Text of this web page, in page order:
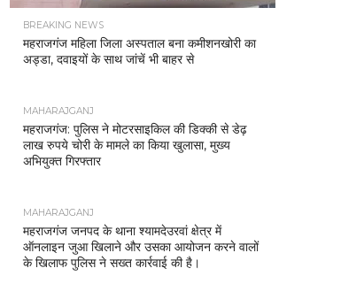
BREAKING NEWS
महराजगंज महिला जिला अस्पताल बना कमीशनखोरी का
अड्डा, दवाइयों के साथ जांचें भी बाहर से
MAHARAJGANJ
महराजगंज: पुलिस ने मोटरसाइकिल की डिक्की से डेढ़
लाख रुपये चोरी के मामले का किया खुलासा, मुख्य
अभियुक्त गिरफ्तार
MAHARAJGANJ
महराजगंज जनपद के थाना श्यामदेउरवां क्षेत्र में
ऑनलाइन जुआ खिलाने और उसका आयोजन करने वालों
के खिलाफ पुलिस ने सख्त कार्रवाई की है।